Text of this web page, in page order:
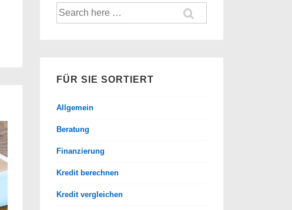
Suche
nach:
FÜR SIE SORTIERT
Allgemein
Beratung
Finanzierung
Kredit berechnen
Kredit vergleichen